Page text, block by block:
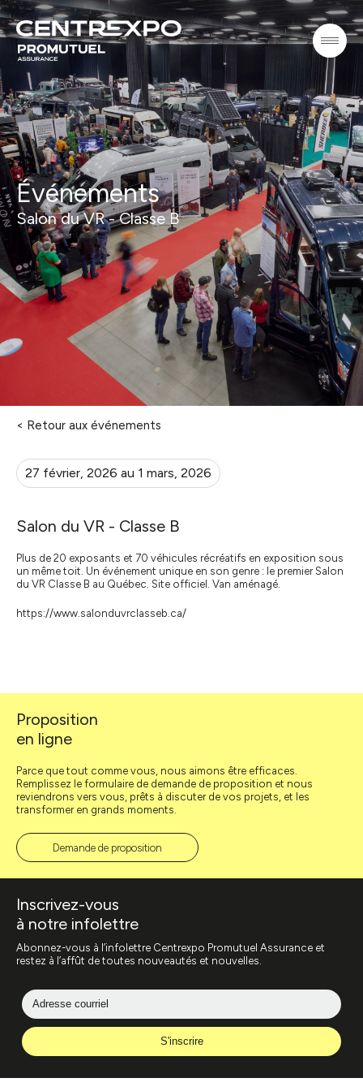
Événements
Salon du VR - Classe B
< Retour aux événements
27 février, 2026 au 1 mars, 2026
Salon du VR - Classe B
Plus de 20 exposants et 70 véhicules récréatifs en exposition sous
un même toit. Un événement unique en son genre : le premier Salon
du VR Classe B au Québec. Site officiel. Van aménagé.
https://www.salonduvrclasseb.ca/
Proposition
en ligne
Parce que tout comme vous, nous aimons être efficaces.
Remplissez le formulaire de demande de proposition et nous
reviendrons vers vous, prêts à discuter de vos projets, et les
transformer en grands moments.
Demande de proposition
Inscrivez-vous
à notre infolettre
Abonnez-vous à l’infolettre Centrexpo Promutuel Assurance et
restez à l’affût de toutes nouveautés et nouvelles.